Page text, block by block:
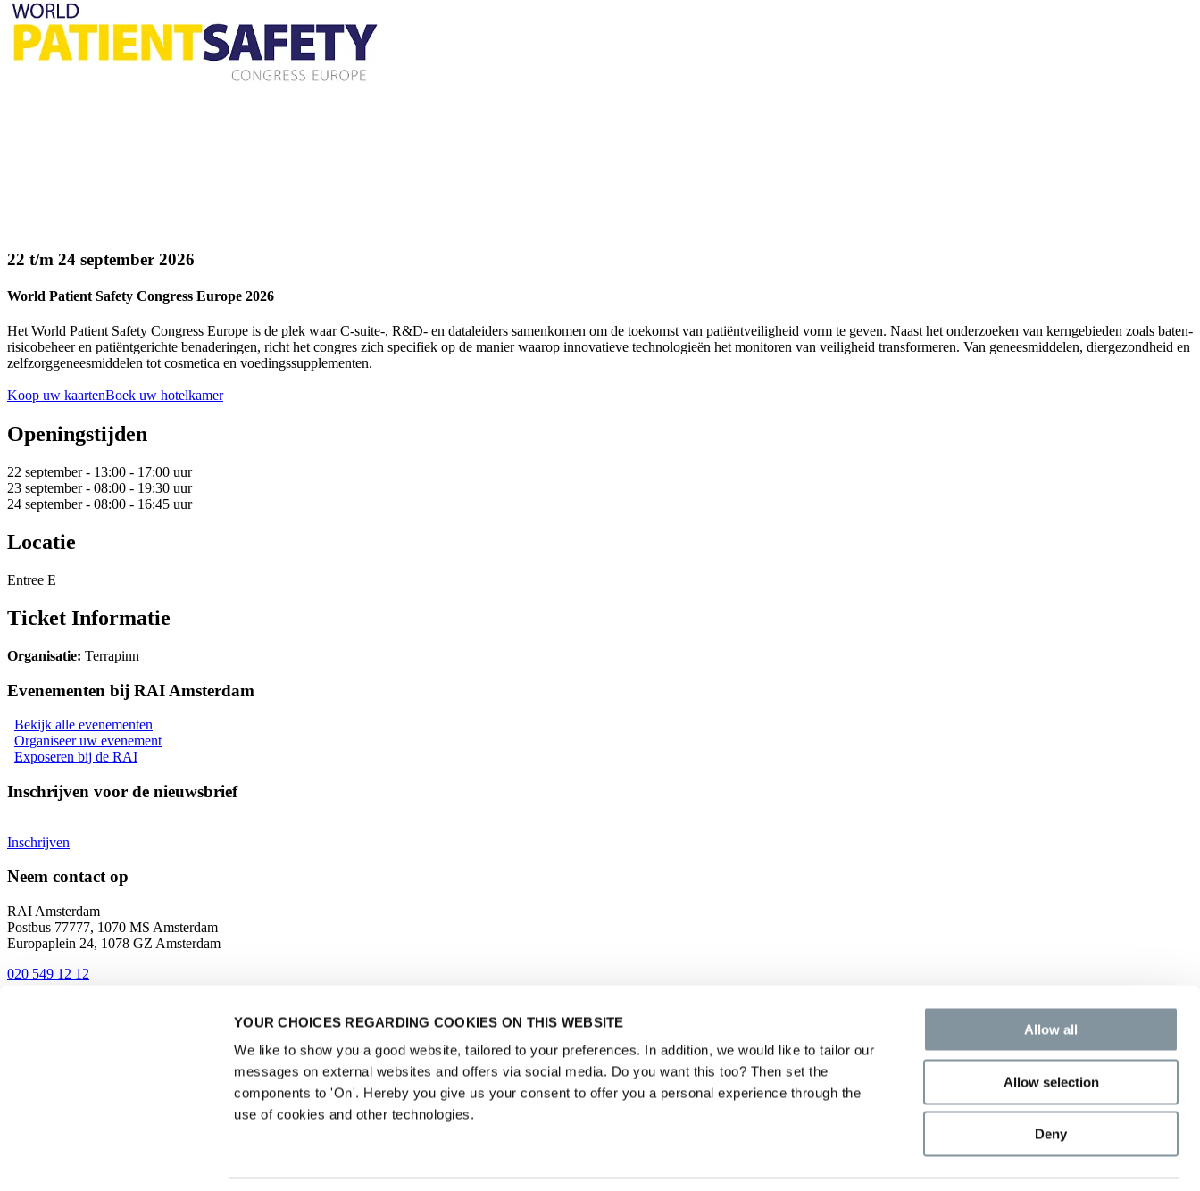
YOUR CHOICES REGARDING COOKIES ON THIS WEBSITE
We like to show you a good website, tailored to your preferences. In addition, we would like to tailor our
messages on external websites and offers via social media. Do you want this too? Then set the
components to 'On'. Hereby you give us your consent to offer you a personal experience through the
use of cookies and other technologies.
Allow all
Allow selection
Deny
22 t/m 24 september 2026
World Patient Safety Congress Europe 2026
Het World Patient Safety Congress Europe is de plek waar C-suite-, R&D- en dataleiders samenkomen om de toekomst van patiëntveiligheid vorm te geven. Naast het onderzoeken van kerngebieden zoals baten-
risicobeheer en patiëntgerichte benaderingen, richt het congres zich specifiek op de manier waarop innovatieve technologieën het monitoren van veiligheid transformeren. Van geneesmiddelen, diergezondheid en
zelfzorggeneesmiddelen tot cosmetica en voedingssupplementen.
Koop uw kaartenBoek uw hotelkamer
Openingstijden
22 september - 13:00 - 17:00 uur
23 september - 08:00 - 19:30 uur
24 september - 08:00 - 16:45 uur
Locatie
Entree E
Ticket Informatie
Organisatie: Terrapinn
Evenementen bij RAI Amsterdam
Bekijk alle evenementen
Organiseer uw evenement
Exposeren bij de RAI
Inschrijven voor de nieuwsbrief
Inschrijven
Neem contact op
RAI Amsterdam
Postbus 77777, 1070 MS Amsterdam
Europaplein 24, 1078 GZ Amsterdam
020 549 12 12